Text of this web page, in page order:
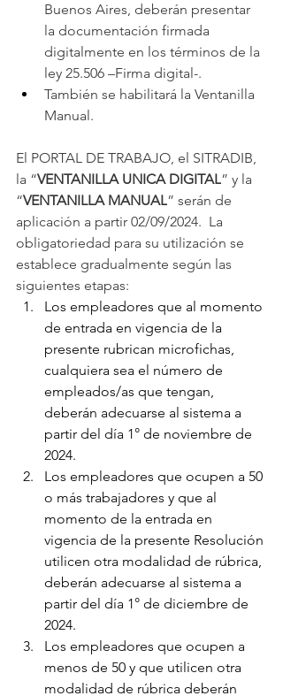
Buenos Aires, deberán presentar
la documentación firmada
digitalmente en los términos de la
ley 25.506 –Firma digital-.
También se habilitará la Ventanilla
Manual.
El PORTAL DE TRABAJO, el SITRADIB,
la “VENTANILLA UNICA DIGITAL” y la
“VENTANILLA MANUAL” serán de
aplicación a partir 02/09/2024.  La
obligatoriedad para su utilización se
establece gradualmente según las
siguientes etapas:
Los empleadores que al momento
de entrada en vigencia de la
presente rubrican microfichas,
cualquiera sea el número de
empleados/as que tengan,
deberán adecuarse al sistema a
partir del día 1° de noviembre de
2024.
Los empleadores que ocupen a 50
o más trabajadores y que al
momento de la entrada en
vigencia de la presente Resolución
utilicen otra modalidad de rúbrica,
deberán adecuarse al sistema a
partir del día 1° de diciembre de
2024.
Los empleadores que ocupen a
menos de 50 y que utilicen otra
modalidad de rúbrica deberán